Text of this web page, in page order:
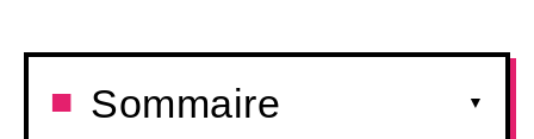
Sommaire